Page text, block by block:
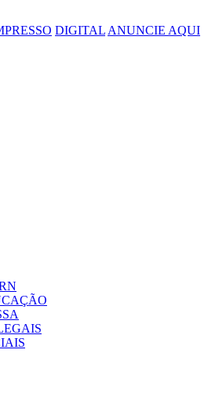
DIGITAL ANUNCIE AQUI